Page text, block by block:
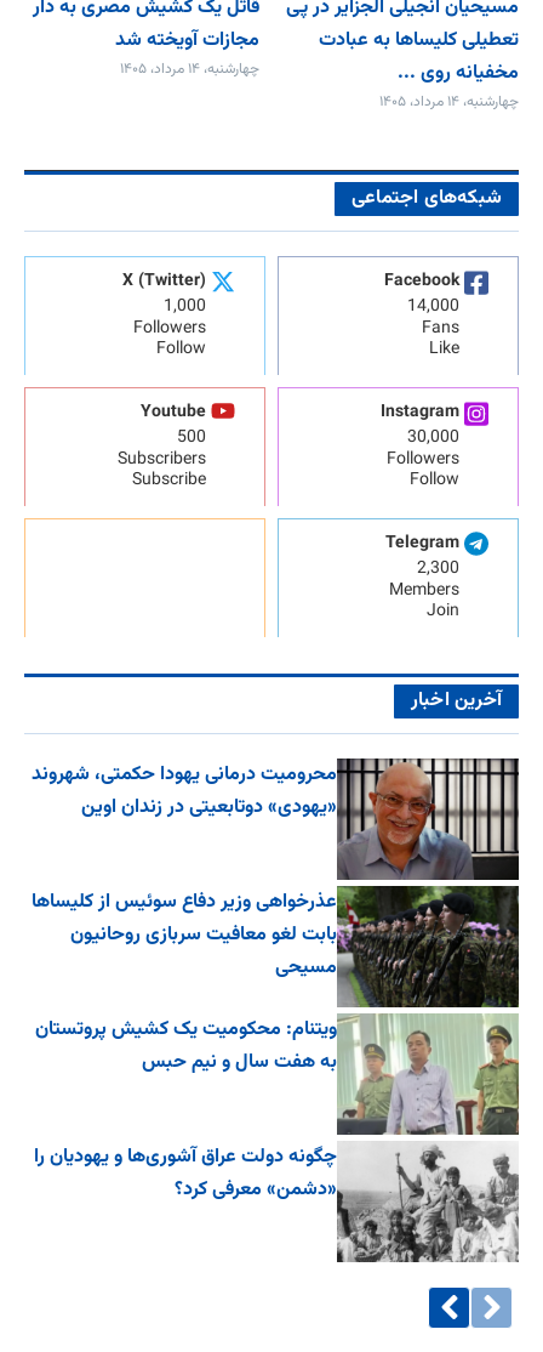
مسیحیان انجیلی الجزایر در پی
تعطیلی کلیساها به عبادت
مخفیانه روی ...
چهارشنبه، ۱۴ مرداد، ۱۴۰۵
قاتل یک کشیش مصری به دار
مجازات آویخته شد
چهارشنبه، ۱۴ مرداد، ۱۴۰۵
شبکه‌های اجتماعی
Facebook
14,000
Fans
Like
X (Twitter)
1,000
Followers
Follow
Instagram
30,000
Followers
Follow
Youtube
500
Subscribers
Subscribe
Telegram
2,300
Members
Join
آخرین اخبار
محرومیت درمانی یهودا حکمتی، شهروند
«یهودی» دوتابعیتی در زندان اوین
عذرخواهی وزیر دفاع سوئیس از کلیساها
بابت لغو معافیت سربازی روحانیون
مسیحی
ویتنام: محکومیت یک کشیش پروتستان
به هفت سال و نیم حبس
چگونه دولت عراق آشوری‌ها و یهودیان را
«دشمن» معرفی کرد؟